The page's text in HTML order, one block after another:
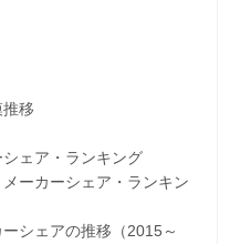
移
ェア・ランキング
カーシェア・ランキン
ェアの推移（2015～